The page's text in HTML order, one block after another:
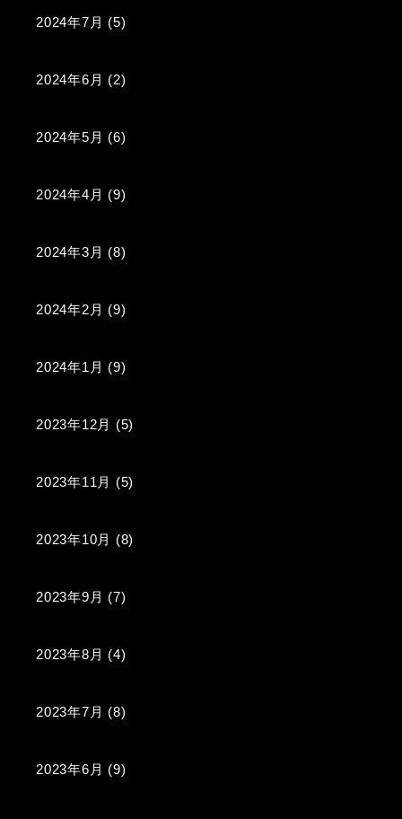
2024年7月 (5)
2024年6月 (2)
2024年5月 (6)
2024年4月 (9)
2024年3月 (8)
2024年2月 (9)
2024年1月 (9)
2023年12月 (5)
2023年11月 (5)
2023年10月 (8)
2023年9月 (7)
2023年8月 (4)
2023年7月 (8)
2023年6月 (9)